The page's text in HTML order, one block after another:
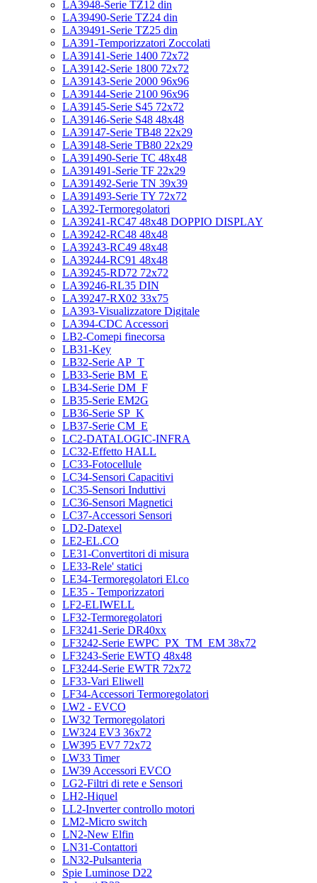
LA3948-Serie TZ12 din
LA39490-Serie TZ24 din
LA39491-Serie TZ25 din
LA391-Temporizzatori Zoccolati
LA39141-Serie 1400 72x72
LA39142-Serie 1800 72x72
LA39143-Serie 2000 96x96
LA39144-Serie 2100 96x96
LA39145-Serie S45 72x72
LA39146-Serie S48 48x48
LA39147-Serie TB48 22x29
LA39148-Serie TB80 22x29
LA391490-Serie TC 48x48
LA391491-Serie TF 22x29
LA391492-Serie TN 39x39
LA391493-Serie TY 72x72
LA392-Termoregolatori
LA39241-RC47 48x48 DOPPIO DISPLAY
LA39242-RC48 48x48
LA39243-RC49 48x48
LA39244-RC91 48x48
LA39245-RD72 72x72
LA39246-RL35 DIN
LA39247-RX02 33x75
LA393-Visualizzatore Digitale
LA394-CDC Accessori
LB2-Comepi finecorsa
LB31-Key
LB32-Serie AP_T
LB33-Serie BM_E
LB34-Serie DM_F
LB35-Serie EM2G
LB36-Serie SP_K
LB37-Serie CM_E
LC2-DATALOGIC-INFRA
LC32-Effetto HALL
LC33-Fotocellule
LC34-Sensori Capacitivi
LC35-Sensori Induttivi
LC36-Sensori Magnetici
LC37-Accessori Sensori
LD2-Datexel
LE2-EL.CO
LE31-Convertitori di misura
LE33-Rele' statici
LE34-Termoregolatori El.co
LE35 - Temporizzatori
LF2-ELIWELL
LF32-Termoregolatori
LF3241-Serie DR40xx
LF3242-Serie EWPC_PX_TM_EM 38x72
LF3243-Serie EWTQ 48x48
LF3244-Serie EWTR 72x72
LF33-Vari Eliwell
LF34-Accessori Termoregolatori
LW2 - EVCO
LW32 Termoregolatori
LW324 EV3 36x72
LW395 EV7 72x72
LW33 Timer
LW39 Accessori EVCO
LG2-Filtri di rete e Sensori
LH2-Hiquel
LL2-Inverter controllo motori
LM2-Micro switch
LN2-New Elfin
LN31-Contattori
LN32-Pulsanteria
Spie Luminose D22